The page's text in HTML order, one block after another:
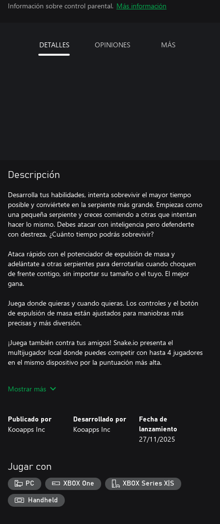
Información sobre control parental. Más información
DETALLES OPINIONES MÁS
Descripción
Desarrolla tus habilidades, intenta sobrevivir el mayor tiempo
posible y conviértete en la serpiente más grande. Empiezas como
una pequeña serpiente y creces comiendo a otras que intentan
hacer lo mismo. Debes atacar con inteligencia pero defenderte
con destreza. ¿Cuánto tiempo podrás sobrevivir?
Ataca rápido con el potenciador de expulsión de masa y
adelántate a otras serpientes para derrotarlas cuando choquen
de frente contigo, sin importar su tamaño o el tuyo. El mejor
gana.
Juega donde quieras y cuando quieras. Los controles y el botón
de expulsión de masa están ajustados para maniobras más
precisas y más diversión.
¡Juega también contra tus amigos! Snake.io presenta el
multijugador local donde puedes competir con hasta 4 jugadores
en el mismo dispositivo por la puntuación más alta.
- Crece rápido para dominar el tablero con un gameplay fluido
- Multijugador local con hasta 4 jugadores
- Una vez que choquen, cómelas rápido para ganar más masa
- Expulsa masa para aumentar tu velocidad con un botón
- Intenta superar la puntuación más alta según tu longitud en
una sesión
- No necesitas conexión a internet — juega online o offline en
Mostrar más
Publicado por
Kooapps Inc
Desarrollado por
Kooapps Inc
Fecha de
lanzamiento
27/11/2025
Jugar con
PC XBOX One XBOX Series X|S
Handheld